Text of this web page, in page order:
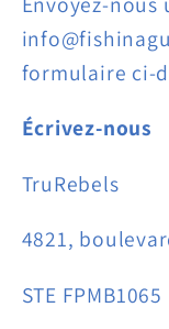
formulaire ci-
Écrivez-nous
TruRebels
4821,
STE FPMB1065